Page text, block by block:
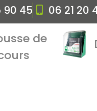
90 45 06 21 20
de